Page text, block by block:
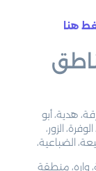
هنا
هدية، أبو
الزور،
الضباعية،
واره، منطقة